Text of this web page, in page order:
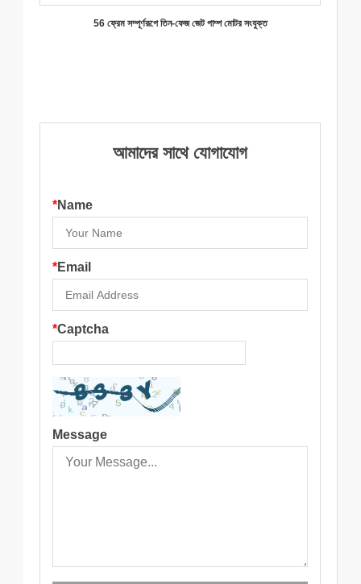
56 ফ্রেম সম্পূর্ণরূপে তিন-ফেজ জেট পাম্প মোটর সংযুক্ত
আমাদের সাথে যোগাযোগ
*Name
*Email
*Captcha
Message